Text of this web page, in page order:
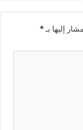
إليها بـ*